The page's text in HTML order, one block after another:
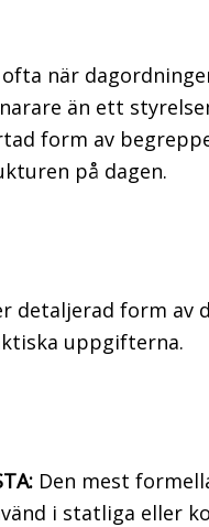
ofta när
än ett
form av
på dagen.
detaljerad form av
uppgifterna.
Den mest
i statliga eller